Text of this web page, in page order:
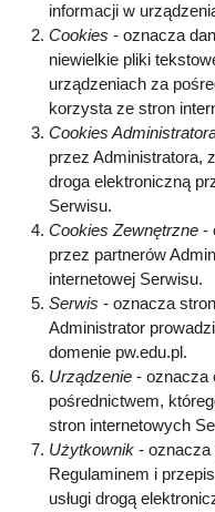
informacji w
Cookies - oznacza
niewielkie pliki
urządzeniach za
korzysta ze stron
Cookies
przez Administratora,
droga elektroniczną
Serwisu.
Cookies Zewnętrzne -
przez partnerów
internetowej Serwisu.
Serwis - oznacza
Administrator
domenie pw.edu.pl.
Urządzenie - oznacza
pośrednictwem,
stron internetowych
Użytkownik - oznacza
Regulaminem i
usługi drogą